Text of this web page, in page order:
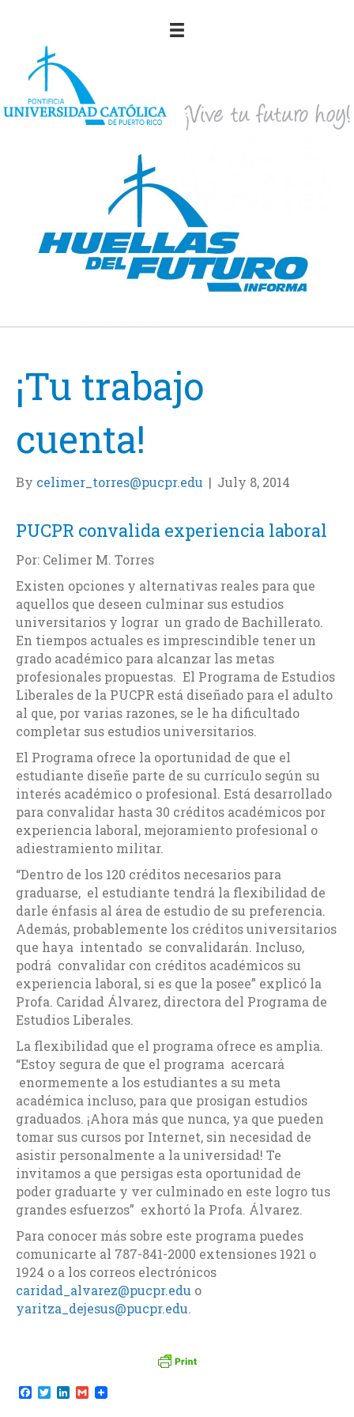
¡Tu trabajo
cuenta!
By celimer_torres@pucpr.edu | July 8, 2014
PUCPR convalida experiencia laboral
Por: Celimer M. Torres
Existen opciones y alternativas reales para que
aquellos que deseen culminar sus estudios
universitarios y lograr un grado de Bachillerato.
En tiempos actuales es imprescindible tener un
grado académico para alcanzar las metas
profesionales propuestas. El Programa de Estudios
Liberales de la PUCPR está diseñado para el adulto
al que, por varias razones, se le ha dificultado
completar sus estudios universitarios.
El Programa ofrece la oportunidad de que el
estudiante diseñe parte de su currículo según su
interés académico o profesional. Está desarrollado
para convalidar hasta 30 créditos académicos por
experiencia laboral, mejoramiento profesional o
adiestramiento militar.
“Dentro de los 120 créditos necesarios para
graduarse, el estudiante tendrá la flexibilidad de
darle énfasis al área de estudio de su preferencia.
Además, probablemente los créditos universitarios
que haya intentado se convalidarán. Incluso,
podrá convalidar con créditos académicos su
experiencia laboral, si es que la posee” explicó la
Profa. Caridad Álvarez, directora del Programa de
Estudios Liberales.
La flexibilidad que el programa ofrece es amplia.
“Estoy segura de que el programa acercará
enormemente a los estudiantes a su meta
académica incluso, para que prosigan estudios
graduados. ¡Ahora más que nunca, ya que pueden
tomar sus cursos por Internet, sin necesidad de
asistir personalmente a la universidad! Te
invitamos a que persigas esta oportunidad de
poder graduarte y ver culminado en este logro tus
grandes esfuerzos” exhortó la Profa. Álvarez.
Para conocer más sobre este programa puedes
comunicarte al 787-841-2000 extensiones 1921 o
1924 o a los correos electrónicos
caridad_alvarez@pucpr.edu o
yaritza_dejesus@pucpr.edu.
F T L G